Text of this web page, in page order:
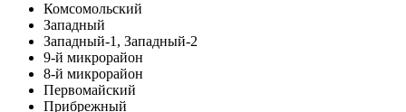
Комсомольский
Западный
Западный-1, Западный-2
9-й микрорайон
8-й микрорайон
Первомайский
Прибрежный